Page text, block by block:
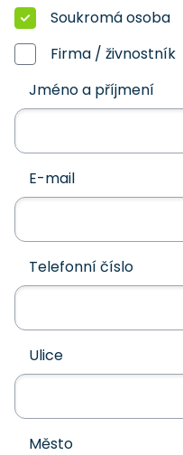
Soukromá osoba
Firma / živnostník
Jméno a příjmení
E-mail
Telefonní číslo
Ulice
Město